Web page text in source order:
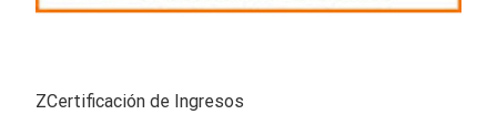
ZCertificación de Ingresos